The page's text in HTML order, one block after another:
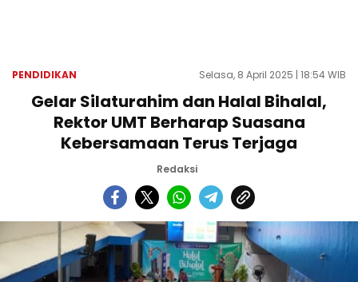
PENDIDIKAN Selasa, 8 April 2025 | 18:54 WIB
Gelar Silaturahim dan Halal Bihalal,
Rektor UMT Berharap Suasana
Kebersamaan Terus Terjaga
Redaksi